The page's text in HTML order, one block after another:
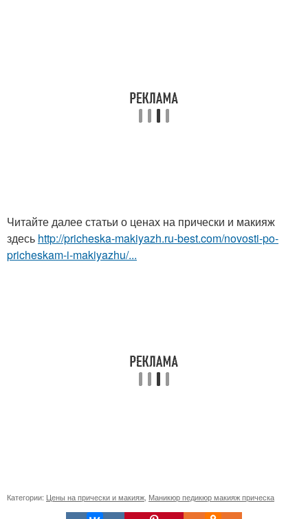
Читайте далее статьи о ценах на прически и макияж
здесь http://pricheska-makiyazh.ru-best.com/novosti-po-
pricheskam-i-makiyazhu/...
Категории: Цены на прически и макияж Маникюр педикюр макияж прическа